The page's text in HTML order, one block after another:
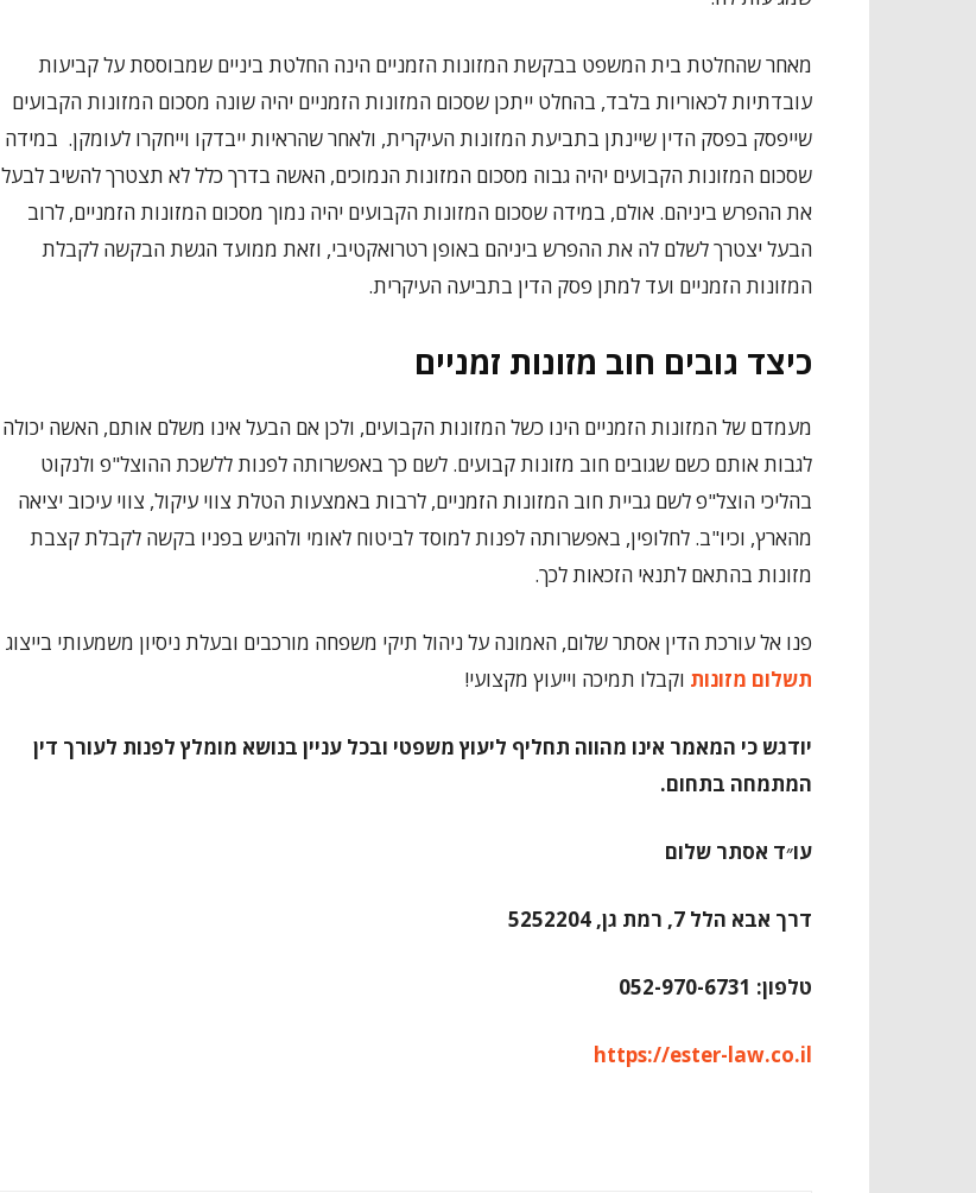
מאחר שהחלטת בית המשפט בבקשת המזונות הזמניים הינה החלטת ביניים שמבוססת על קביעות
עובדתיות לכאוריות בלבד, בהחלט ייתכן שסכום המזונות הזמניים יהיה שונה מסכום המזונות הקבועים
שייפסק בפסק הדין שיינתן בתביעת המזונות העיקרית, ולאחר שהראיות ייבדקו וייחקרו לעומקן. במידה
שסכום המזונות הקבועים יהיה גבוה מסכום המזונות הנמוכים, האשה בדרך כלל לא תצטרך להשיב לבעל
את ההפרש ביניהם. אולם, במידה שסכום המזונות הקבועים יהיה נמוך מסכום המזונות הזמניים, לרוב
הבעל יצטרך לשלם לה את ההפרש ביניהם באופן רטרואקטיבי, וזאת ממועד הגשת הבקשה לקבלת
המזונות הזמניים ועד למתן פסק הדין בתביעה העיקרית.
כיצד גובים חוב מזונות זמניים
מעמדם של המזונות הזמניים הינו כשל המזונות הקבועים, ולכן אם הבעל אינו משלם אותם, האשה יכולה
לגבות אותם כשם שגובים חוב מזונות קבועים. לשם כך באפשרותה לפנות ללשכת ההוצל"פ ולנקוט
בהליכי הוצל"פ לשם גביית חוב המזונות הזמניים, לרבות באמצעות הטלת צווי עיקול, צווי עיכוב יציאה
מהארץ, וכיו"ב. לחלופין, באפשרותה לפנות למוסד לביטוח לאומי ולהגיש בפניו בקשה לקבלת קצבת
מזונות בהתאם לתנאי הזכאות לכך.
פנו אל עורכת הדין אסתר שלום, האמונה על ניהול תיקי משפחה מורכבים ובעלת ניסיון משמעותי בייצוג
תשלום מזונות וקבלו תמיכה וייעוץ מקצועי!
יודגש כי המאמר אינו מהווה תחליף ליעוץ משפטי ובכל עניין בנושא מומלץ לפנות לעורך דין
המתמחה בתחום.
עו״ד אסתר שלום
דרך אבא הלל 7, רמת גן, 5252204
טלפון: 052-970-6731
https://ester-law.co.il